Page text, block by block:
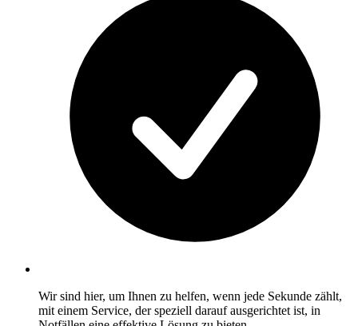
Wir sind hier, um Ihnen zu helfen, wenn jede Sekunde zählt,
mit einem Service, der speziell darauf ausgerichtet ist, in